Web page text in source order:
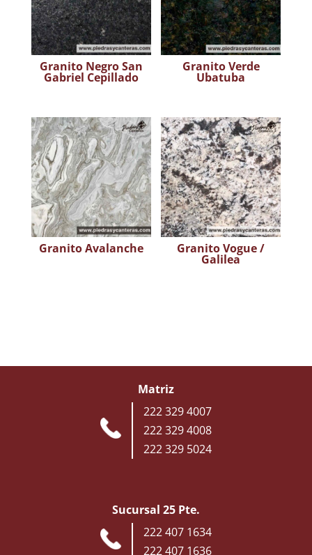
Granito Negro San
Gabriel Cepillado
Granito Verde
Ubatuba
Granito Avalanche Granito Vogue /
Galilea
Matriz
222 329 4007
222 329 4008
222 329 5024
Sucursal 25 Pte.
222 407 1634
222 407 1636